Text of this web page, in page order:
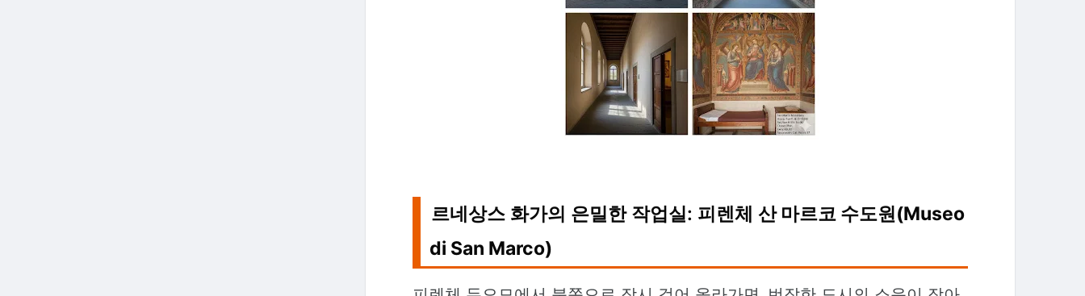
르네상스 화가의 은밀한 작업실: 피렌체산 마르코 수도원(Museo
di San Marco)